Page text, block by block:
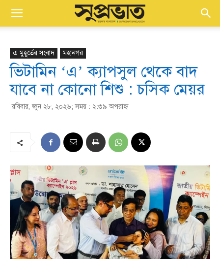
এ মুহূর্তের সংবাদ মহানগর
ভিটামিন ‘এ’ ক্যাপসুল থেকে বাদ
যাবে না কোনো শিশু : চসিক মেয়র
রবিবার, জুন ২৮, ২০২৬; সময় : ২:৩৯ অপরাহ্ণ